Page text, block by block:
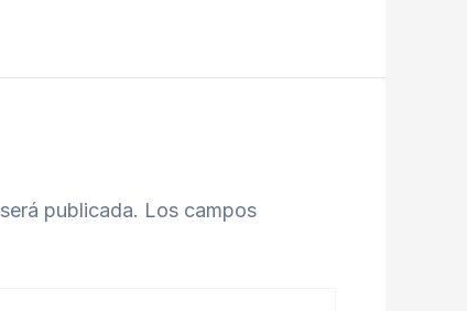
publicada. Los campos